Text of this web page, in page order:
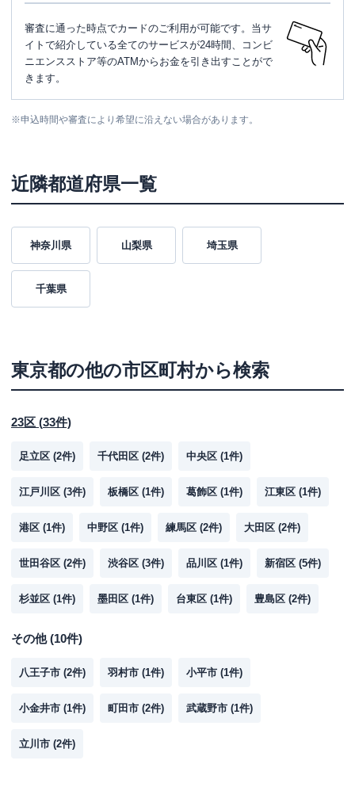
審査に通った時点でカードのご利用が可能です。当サ
イトで紹介している全てのサービスが24時間、コンビ
ニエンスストア等のATMからお金を引き出すことがで
きます。
※申込時間や審査により希望に沿えない場合があります。
近隣都道府県一覧
神奈川県 山梨県 埼玉県
千葉県
東京都の他の市区町村から検索
23区 (33件)
足立区 (2件) 千代田区 (2件) 中央区 (1件)
江戸川区 (3件) 板橋区 (1件) 葛飾区 (1件) 江東区 (1件)
港区 (1件) 中野区 (1件) 練馬区 (2件) 大田区 (2件)
世田谷区 (2件) 渋谷区 (3件) 品川区 (1件) 新宿区 (5件)
杉並区 (1件) 墨田区 (1件) 台東区 (1件) 豊島区 (2件)
その他(10件)
八王子市 (2件) 羽村市 (1件) 小平市 (1件)
小金井市 (1件) 町田市 (2件) 武蔵野市 (1件)
立川市 (2件)